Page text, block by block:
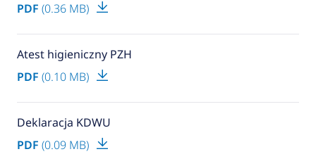
PDF (0.36 MB)
Atest higieniczny PZH
PDF (0.10 MB)
Deklaracja KDWU
PDF (0.09 MB)